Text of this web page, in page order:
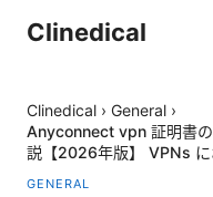
Clinedical
Clinedical › General ›
Anyconnect vpn 証明書
説【2026年版】 VPNs
GENERAL